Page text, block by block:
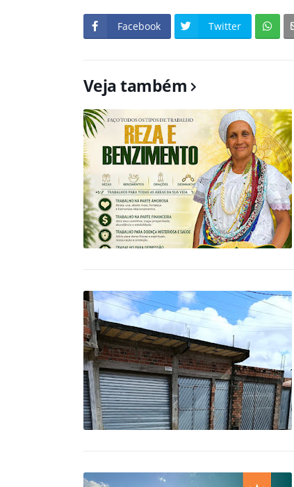
Facebook Twitter
Veja também